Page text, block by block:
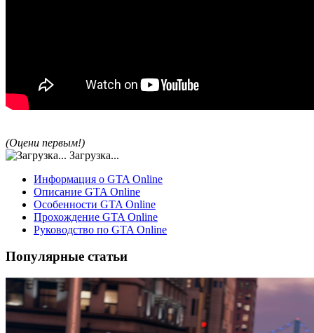
(Оцени первым!)
Загрузка...
Информация о GTA Online
Описание GTA Online
Особенности GTA Online
Прохождение GTA Online
Руководство по GTA Online
Популярные статьи